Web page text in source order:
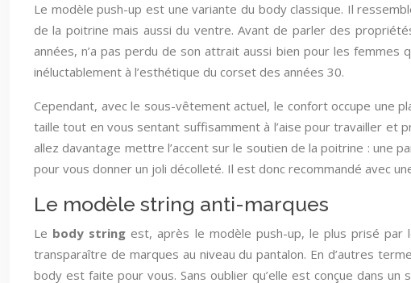
Le modèle push-up est une variante du body classique. Il
de la poitrine mais aussi du ventre. Avant de parler des
années, n’a pas perdu de son attrait aussi bien pour les
inéluctablement à l’esthétique du corset des années 30.
Cependant, avec le sous-vêtement actuel, le confort occupe une
taille tout en vous sentant suffisamment à l’aise pour travailler et
allez davantage mettre l’accent sur le soutien de la poitrine : une
pour vous donner un joli décolleté. Il est donc recommandé avec
Le modèle string anti-marques
Le body string est, après le modèle push-up, le plus prisé par
transparaître de marques au niveau du pantalon. En d’autres
body est faite pour vous. Sans oublier qu’elle est conçue dans